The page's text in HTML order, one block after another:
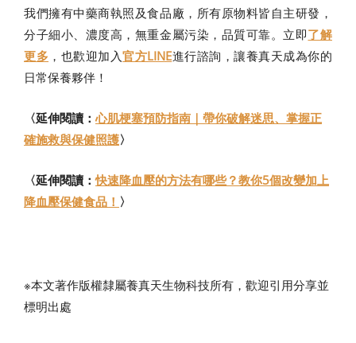
我們擁有中藥商執照及食品廠，所有原物料皆自主研發，
分子細小、濃度高，無重金屬污染，品質可靠。立即了解
更多 ，也歡迎加入官方LINE進行諮詢，讓養真天成為你的
日常保養夥伴！
〈延伸閱讀：心肌梗塞預防指南｜帶你破解迷思、掌握正
確施救與保健照護〉
〈延伸閱讀：快速降血壓的方法有哪些？教你5個改變加上
降血壓保健食品！ 〉
※本文著作版權隸屬養真天生物科技所有，歡迎引用分享並
標明出處